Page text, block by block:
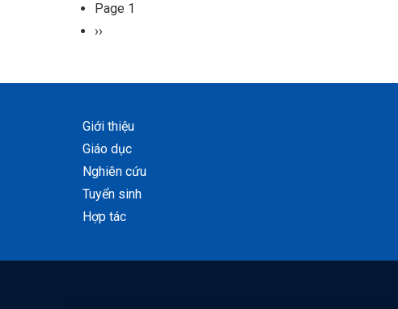
Pagination
Page 1
Next
››
Giới thiệu
Giáo dục
Nghiên cứu
Tuyển sinh
Hợp tác